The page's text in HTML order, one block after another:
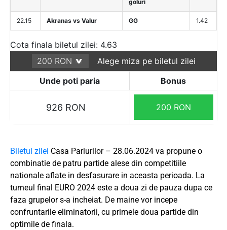
goluri
22.15 Akranas vs Valur GG 1.42
Cota finala biletul zilei: 4.63
Alege miza pe biletul zilei
Unde poti paria
Bonus
926 RON 200 RON
Biletul zilei Casa Pariurilor – 28.06.2024 va propune o
combinatie de patru partide alese din competitiile
nationale aflate in desfasurare in aceasta perioada. La
turneul final EURO 2024 este a doua zi de pauza dupa ce
faza grupelor s-a incheiat. De maine vor incepe
confruntarile eliminatorii, cu primele doua partide din
optimile de finala.